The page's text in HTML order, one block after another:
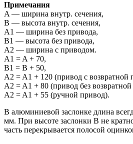
Примечания
A — ширина внутр. сечения,
B — высота внутр. сечения,
A1 — ширина без привода,
B1 — высота без привода,
A2 — ширина с приводом.
A1 = A + 70,
B1 = B + 50,
A2 = A1 + 120 (привод с возвратной
A2 = A1 + 80 (привод без
A2 = A1 + 55 (ручной привод).
В алюминиевой заслонке длина
мм. При высоте заслонки B не
часть перекрывается полосой